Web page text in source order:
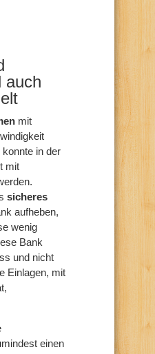
auch
mit
in der
mit
sicheres
aufheben,
wenig
Bank
und nicht
Einlagen, mit
einen